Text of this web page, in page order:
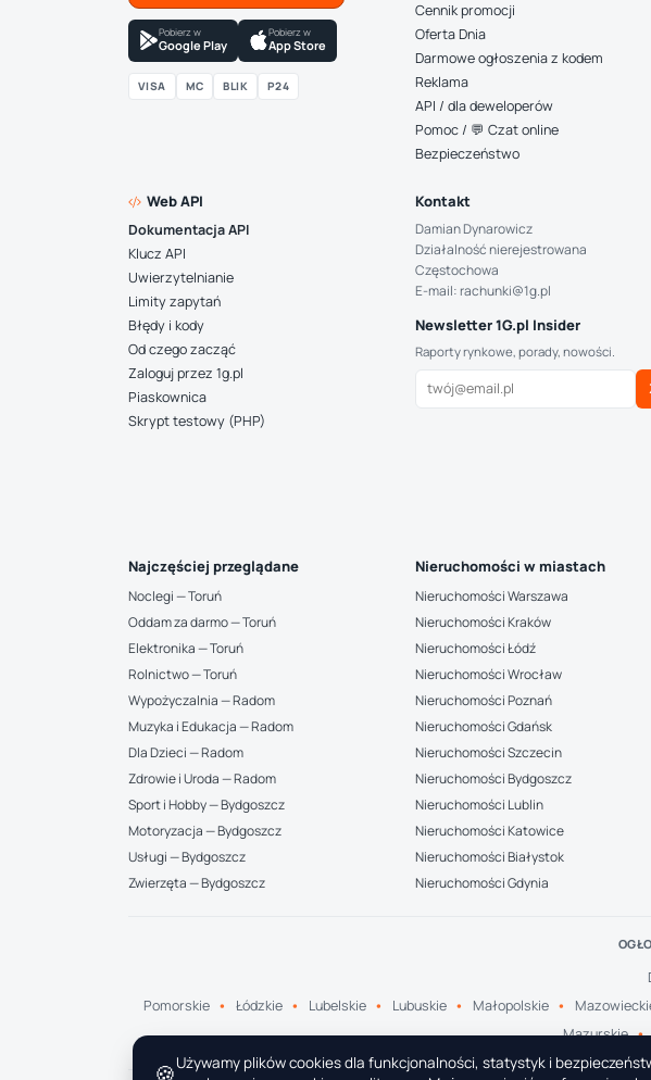
Pobierz w
Google Play
Pobierz w
App Store
VISA MC BLIK P24
Cennik promocji
Oferta Dnia
Darmowe ogłoszenia z kodem
Reklama
API / dla deweloperów
Pomoc / 💬 Czat online
Bezpieczeństwo
Web API
Dokumentacja API
Klucz API
Uwierzytelnianie
Limity zapytań
Błędy i kody
Od czego zacząć
Zaloguj przez 1g.pl
Piaskownica
Skrypt testowy (PHP)
Kontakt
Damian Dynarowicz
Działalność nierejestrowana
Częstochowa
E-mail: rachunki@1g.pl
Newsletter 1G.pl Insider
Raporty rynkowe, porady, nowości.
Najczęściej przeglądane
Noclegi — Toruń
Oddam za darmo — Toruń
Elektronika — Toruń
Rolnictwo — Toruń
Wypożyczalnia — Radom
Muzyka i Edukacja — Radom
Dla Dzieci — Radom
Zdrowie i Uroda — Radom
Sport i Hobby — Bydgoszcz
Motoryzacja — Bydgoszcz
Usługi — Bydgoszcz
Zwierzęta — Bydgoszcz
Nieruchomości w miastach
Nieruchomości Warszawa
Nieruchomości Kraków
Nieruchomości Łódź
Nieruchomości Wrocław
Nieruchomości Poznań
Nieruchomości Gdańsk
Nieruchomości Szczecin
Nieruchomości Bydgoszcz
Nieruchomości Lublin
Nieruchomości Katowice
Nieruchomości Białystok
Nieruchomości Gdynia
Pomorskie
Łódzkie Lubelskie Lubuskie Małopolskie
Mazurskie
🍪Używamy plików cookies dla funkcjonalności, statystyk i